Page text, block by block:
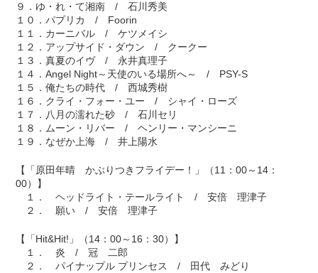
９．ゆ・れ・て湘南 / 石川秀美
１０．パプリカ / Foorin
１１．カーニバル / ケツメイシ
１２．アップサイド・ダウン / クークー
１３．真夏のイヴ / 永井真理子
１４．Angel Night～天使のいる場所へ～ / PSY-S
１５．俺たちの時代 / 西城秀樹
１６．クライ・フォー・ユー / シャイ・ローズ
１７．八月の濡れた砂 / 石川セリ
１８．ムーン・リバー / ヘンリー・マンシーニ
１９．なぜか上海 / 井上陽水
【「原田年晴 かぶりつきフライデー！」（11：00～14：
00）】
１． ヘッドライト・テールライト / 安倍 理津子
２． 願い / 安倍 理津子
【「Hit&Hit!」（14：00～16：30）】
１． 炎 / 冠 二郎
２． パイナップル プリンセス / 田代 みどり